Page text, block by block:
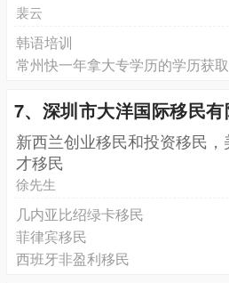
裴云
韩语培训
常州快一年拿大专学历的学历获
7、深圳市大洋国际移民有
新西兰创业移民和投资移民
才移民
徐先生
几内亚比绍绿卡移民
菲律宾移民
西班牙非盈利移民